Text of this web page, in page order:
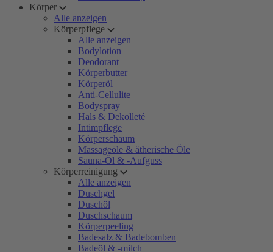
Körper
Alle anzeigen
Körperpflege
Alle anzeigen
Bodylotion
Deodorant
Körperbutter
Körperöl
Anti-Cellulite
Bodyspray
Hals & Dekolleté
Intimpflege
Körperschaum
Massageöle & ätherische Öle
Sauna-Öl & -Aufguss
Körperreinigung
Alle anzeigen
Duschgel
Duschöl
Duschschaum
Körperpeeling
Badesalz & Badebomben
Badeöl & -milch